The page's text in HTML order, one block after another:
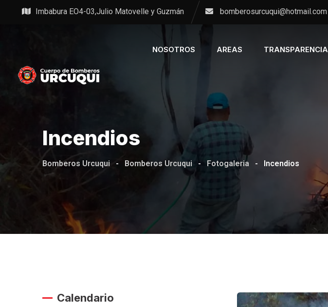
Imbabura EO4-03,Julio Matovelle y Guzmán bomberosurcuqui@hotmail.com
NOSOTROS AREAS TRANSPARENCIA
Incendios
Bomberos Urcuqui - Bomberos Urcuqui - Fotogaleria - Incendios
Calendario